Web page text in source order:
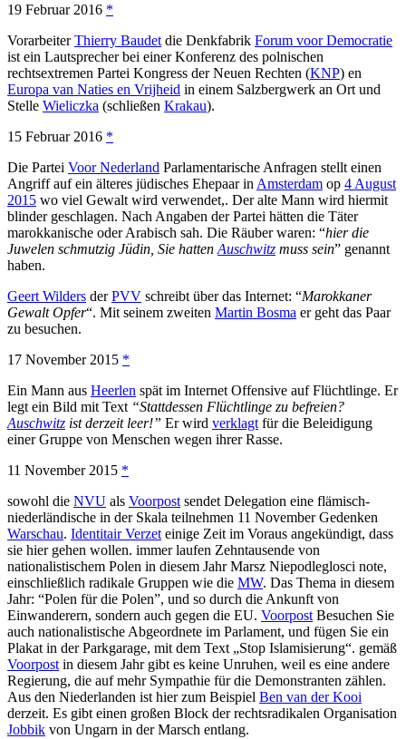
19 Februar 2016 *
VorarbeiterThierry Baudet die Denkfabrik Forum voor Democratie
ist ein Lautsprecher bei einer Konferenz des polnischen
rechtsextremen Partei Kongress der Neuen Rechten (KNP) en
Europa van Naties en Vrijheid in einem Salzbergwerk an Ort und
Stelle Wieliczka (schließen Krakau).
15 Februar 2016 *
Die Partei Voor Nederland Parlamentarische Anfragen stellt einen
Angriff auf ein älteres jüdisches Ehepaar in Amsterdam op 4 August
2015 wo viel Gewalt wird verwendet,. Der alte Mann wird hiermit
blinder geschlagen. Nach Angaben der Partei hätten die Täter
marokkanische oder Arabisch sah. Die Räuber waren: “hier die
Juwelen schmutzig Jüdin, Sie hatten Auschwitz muss sein” genannt
haben.
Geert Wilders derPVV schreibt über das Internet: “Marokkaner
Gewalt Opfer“. Mit seinem zweiten Martin Bosma er geht das Paar
zu besuchen.
17 November 2015 *
Ein Mann aus Heerlen spät im Internet Offensive auf Flüchtlinge. Er
legt ein Bild mit Text “Stattdessen Flüchtlinge zu befreien?
Auschwitz ist derzeit leer!” Er wird verklagt für die Beleidigung
einer Gruppe von Menschen wegen ihrer Rasse.
11 November 2015 *
sowohl die NVU als Voorpost sendet Delegation eine flämisch-
niederländische in der Skala teilnehmen 11 November Gedenken
Warschau. Identitair Verzet einige Zeit im Voraus angekündigt, dass
sie hier gehen wollen. immer laufen Zehntausende von
nationalistischem Polen in diesem Jahr Marsz Niepodleglosci note,
einschließlich radikale Gruppen wie die MW. Das Thema in diesem
Jahr: “Polen für die Polen”, und so durch die Ankunft von
Einwanderern, sondern auch gegen die EU. Voorpost Besuchen Sie
auch nationalistische Abgeordnete im Parlament, und fügen Sie ein
Plakat in der Parkgarage, mit dem Text „Stop Islamisierung“. gemäß
Voorpost in diesem Jahr gibt es keine Unruhen, weil es eine andere
Regierung, die auf mehr Sympathie für die Demonstranten zählen.
Aus den Niederlanden ist hier zum Beispiel Ben van der Kooi
derzeit. Es gibt einen großen Block der rechtsradikalen Organisation
Jobbik von Ungarn in der Marsch entlang.